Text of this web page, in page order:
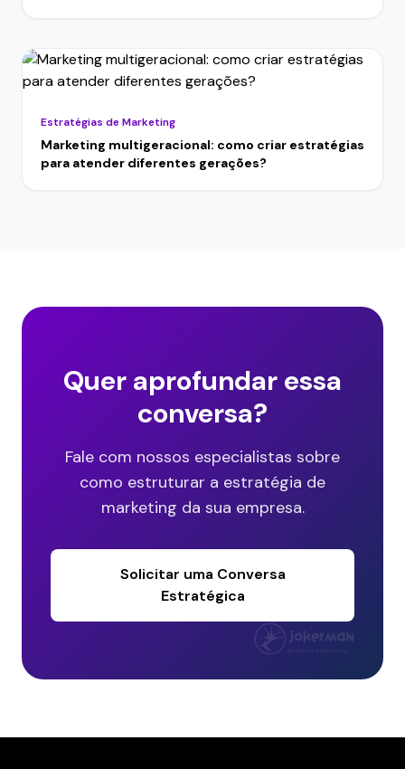
Estratégias de Marketing
Marketing multigeracional: como criar estratégias
para atender diferentes gerações?
Quer aprofundar essa
conversa?
Fale com nossos especialistas sobre
como estruturar a estratégia de
marketing da sua empresa.
Solicitar uma Conversa
Estratégica